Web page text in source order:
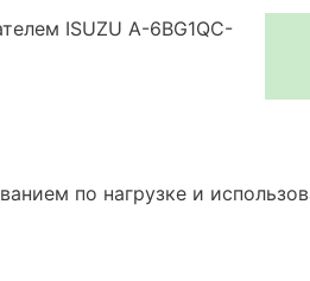
ISUZU A-6BG1QC-
по нагрузке и